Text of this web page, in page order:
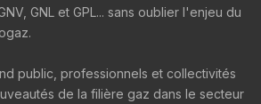
GNL et GPL... sans oublier l'enjeu du
public, professionnels et collectivités
de la filière gaz dans le secteur